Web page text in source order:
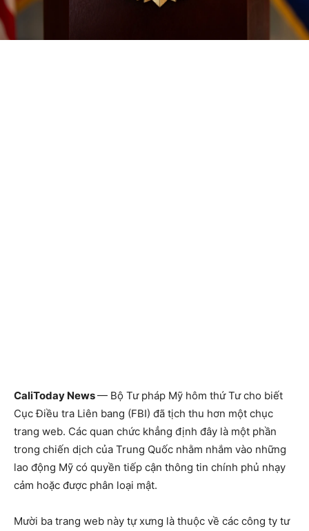
CaliToday News— Bộ Tư pháp Mỹ hôm thứ Tư cho biết
Cục Điều tra Liên bang (FBI) đã tịch thu hơn một chục
trang web. Các quan chức khẳng định đây là một phần
trong chiến dịch của Trung Quốc nhằm nhắm vào những
lao động Mỹ có quyền tiếp cận thông tin chính phủ nhạy
cảm hoặc được phân loại mật.
Mười ba trang web này tự xưng là thuộc về các công ty tư